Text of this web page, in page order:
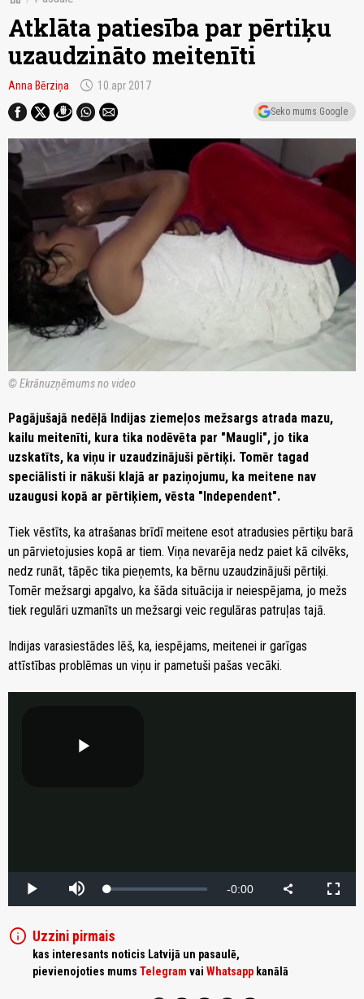
Atklāta patiesība par pērtiķu
uzaudzināto meitenīti
Anna Bērziņa schedule 10.apr 2017
Seko mums Google
© Ekrānuzņēmums no video
Pagājušajā nedēļā Indijas ziemeļos mežsargs atrada mazu,
kailu meitenīti, kura tika nodēvēta par "Maugli", jo tika
uzskatīts, ka viņu ir uzaudzinājuši pērtiķi. Tomēr tagad
speciālisti ir nākuši klajā ar paziņojumu, ka meitene nav
uzaugusi kopā ar pērtiķiem, vēsta "Independent".
Tiek vēstīts, ka atrašanas brīdī meitene esot atradusies pērtiķu barā
un pārvietojusies kopā ar tiem. Viņa nevarēja nedz paiet kā cilvēks,
nedz runāt, tāpēc tika pieņemts, ka bērnu uzaudzinājuši pērtiķi.
Tomēr mežsargi apgalvo, ka šāda situācija ir neiespējama, jo mežs
tiek regulāri uzmanīts un mežsargi veic regulāras patruļas tajā.
Indijas varasiestādes lēš, ka, iespējams, meitenei ir garīgas
attīstības problēmas un viņu ir pametuši pašas vecāki.
info Uzzini pirmais
kas interesants noticis Latvijā un pasaulē,
pievienojoties mums Telegram vai Whatsapp kanālā